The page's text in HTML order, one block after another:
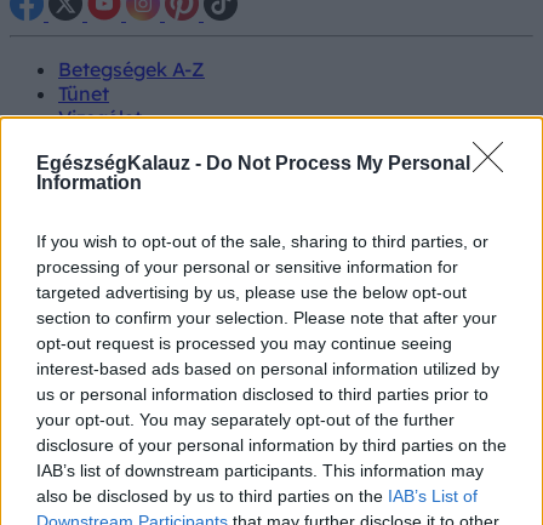
EgészségKalauz - Do Not Process My Personal
Information
If you wish to opt-out of the sale, sharing to third parties, or
processing of your personal or sensitive information for
targeted advertising by us, please use the below opt-out
section to confirm your selection. Please note that after your
opt-out request is processed you may continue seeing
interest-based ads based on personal information utilized by
us or personal information disclosed to third parties prior to
your opt-out. You may separately opt-out of the further
disclosure of your personal information by third parties on the
IAB’s list of downstream participants. This information may
also be disclosed by us to third parties on the IAB’s List of
Downstream Participants that may further disclose it to other
Betegségek A-Z
Tünet
Vizsgálat
Életmódváltás
Kutatás
Hírek
Videók
Kisállatok egészsége
#allergia #influenza#cukorbetegség
#orvosmeteorológia#vérnyomás#stroke#rákbetegség
#pajzsmirigy#reflux#ekcéma#herpesz
Regisztráció